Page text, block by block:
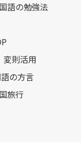
語の勉強法
変則活用
の方言
旅行